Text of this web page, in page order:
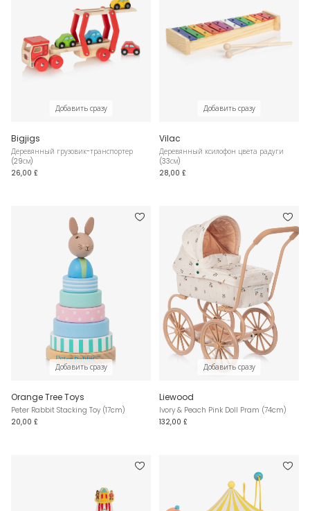
Добавить сразу
Bigjigs
Деревянный грузовик-транспортер
(29см)
26,00 £
Добавить сразу
Vilac
Деревянный ксилофон цвета радуги
(33см)
28,00 £
Добавить сразу
Orange Tree Toys
Peter Rabbit Stacking Toy (17cm)
20,00 £
Добавить сразу
Liewood
Ivory & Peach Pink Doll Pram (74cm)
132,00 £